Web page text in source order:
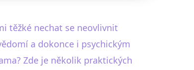
těžké nechat se neovlivnit
a dokonce i psychickým
Zde je několik praktických